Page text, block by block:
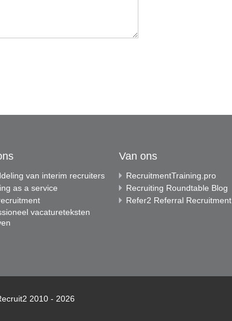
van interim recruiters
as a service
vacatureteksten
Van ons
RecruitmentTraining.pro
Recruiting Roundtable Blog
Refer2 Referral Recruitment
2010 - 2026